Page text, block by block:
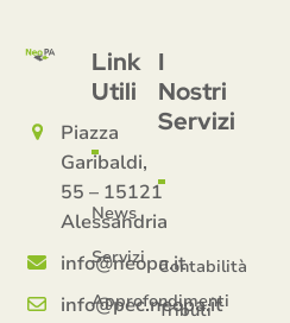
Piazza
Garibaldi,
55 – 15121
Alessandria
info@neopa.it
info@pec.neopa.it
Link
Utili
News
Servizi
Approfondimenti
I
Nostri
Servizi
Contabilità
Tributi